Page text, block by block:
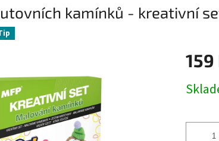
kamínků - kreativní
159
cena: